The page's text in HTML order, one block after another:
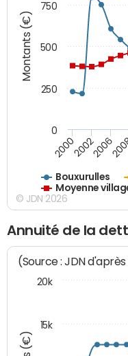
Montants (€)
Bouxurulles
Moyenne
200020022006
0
250
500
750
© JDN 2026
Annuité de la
(Source : JDN
15k
20k